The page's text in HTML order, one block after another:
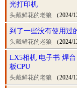
光打印机
头戴鲜花的老狼 （2024/
到了一些没有使用过
头戴鲜花的老狼 （2024/
LX5相机 电子书 焊
板CPU
头戴鲜花的老狼 （2024/